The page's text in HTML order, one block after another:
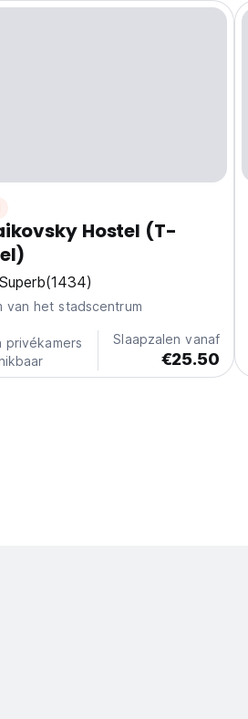
Hostel (T-
(1434)
van het stadscentrum
privékamers
Slaapzalen vanaf
€25.50